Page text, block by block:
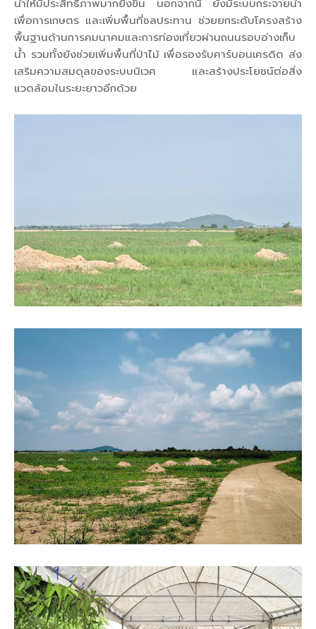
น้ำให้มีประสิทธิภาพมากยิ่งขึ้น นอกจากนี้ ยังมีระบบกระจายน้ำ
เพื่อการเกษตร และเพิ่มพื้นที่ชลประทาน ช่วยยกระดับโครงสร้าง
พื้นฐานด้านการคมนาคมและการท่องเที่ยวผ่านถนนรอบอ่างเก็บ
น้ำ รวมทั้งยังช่วยเพิ่มพื้นที่ป่าไม้ เพื่อรองรับคาร์บอนเครดิต ส่ง
เสริมความสมดุลของระบบนิเวศ และสร้างประโยชน์ต่อสิ่ง
แวดล้อมในระยะยาวอีกด้วย